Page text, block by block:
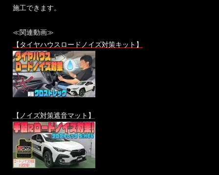
施工できます。
≪関連動画≫
【タイヤハウスロードノイズ対策キット】
【ノイズ対策遮音マット】